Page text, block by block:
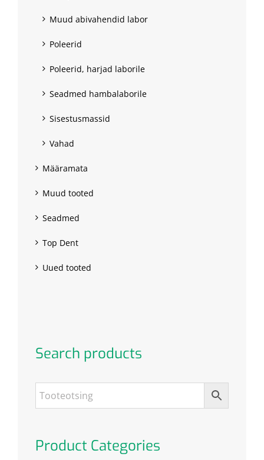
Muud abivahendid labor
Poleerid
Poleerid, harjad laborile
Seadmed hambalaborile
Sisestusmassid
Vahad
Määramata
Muud tooted
Seadmed
Top Dent
Uued tooted
Search products
Product Categories